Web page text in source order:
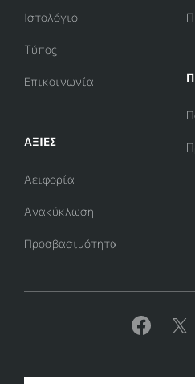
Ιστολόγιο
Τύπος
Επικοινωνία
ΑΞΊΕΣ
Αειφορία
Ανακύκλωση
Προσβασιμότητα